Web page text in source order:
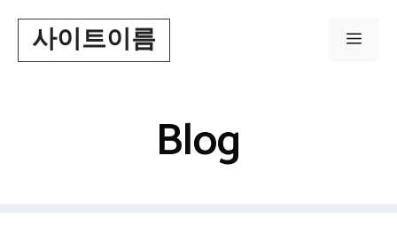
content사이트이름 Menu
Blog